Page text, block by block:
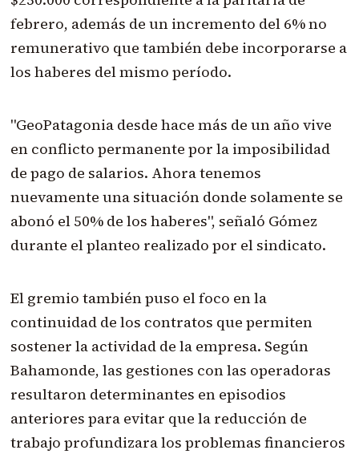
febrero, además de un incremento del 6% no
remunerativo que también debe incorporarse a
los haberes del mismo período.
"GeoPatagonia desde hace más de un año vive
en conflicto permanente por la imposibilidad
de pago de salarios. Ahora tenemos
nuevamente una situación donde solamente se
abonó el 50% de los haberes", señaló Gómez
durante el planteo realizado por el sindicato.
El gremio también puso el foco en la
continuidad de los contratos que permiten
sostener la actividad de la empresa. Según
Bahamonde, las gestiones con las operadoras
resultaron determinantes en episodios
anteriores para evitar que la reducción de
trabajo profundizara los problemas financieros